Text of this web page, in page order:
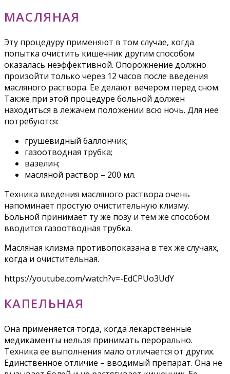
МАСЛЯНАЯ
Эту процедуру применяют в том случае, когда
попытка очистить кишечник другим способом
оказалась неэффективной. Опорожнение должно
произойти только через 12 часов после введения
масляного раствора. Ее делают вечером перед сном.
Также при этой процедуре больной должен
находиться в лежачем положении всю ночь. Для нее
потребуются:
грушевидный баллончик;
газоотводная трубка;
вазелин;
масляной раствор – 200 мл.
Техника введения масляного раствора очень
напоминает простую очистительную клизму.
Больной принимает ту же позу и тем же способом
вводится газоотводная трубка.
Масляная клизма противопоказана в тех же случаях,
когда и очистительная.
https://youtube.com/watch?v=-EdCPUo3UdY
КАПЕЛЬНАЯ
Она применяется тогда, когда лекарственные
медикаменты нельзя принимать перорально.
Техника ее выполнения мало отличается от других.
Единственное отличие – вводимый препарат. Она не